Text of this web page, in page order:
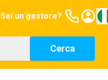
Sei un gestore?
Cerca